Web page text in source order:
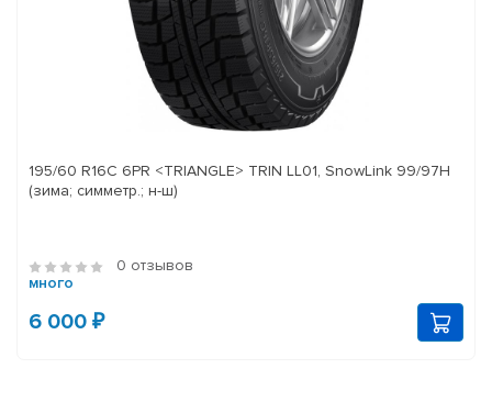
195/60 R16C 6PR <TRIANGLE> TRIN LL01, SnowLink 99/97H
(зима; симметр.; н-ш)
0 отзывов
много
6 000 ₽